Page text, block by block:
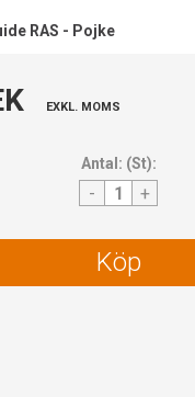
RAS - Pojke
EXKL. MOMS
Antal: (St):
- +
Köp